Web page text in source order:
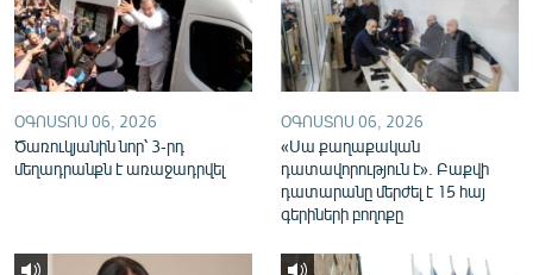
ՕԳՈՍՏՈՍ 06, 2026
Ծառուկյանին նոր՝ 3-րդ
մեղադրանքն է առաջադրվել
ՕԳՈՍՏՈՍ 06, 2026
«Սա քաղաքական
դատավորություն է». Բաքվի
դատարանը մերժել է 15 հայ
գերիների բողոքը